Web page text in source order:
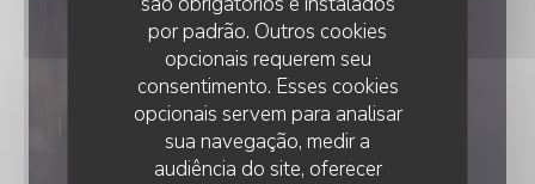
por padrão. Outros cookies
opcionais requerem seu
consentimento. Esses cookies
opcionais servem para analisar
sua navegação, medir a
audiência do site, oferecer